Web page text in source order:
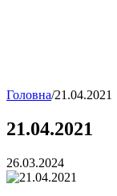
Головна/21.04.2021
21.04.2021
26.03.2024